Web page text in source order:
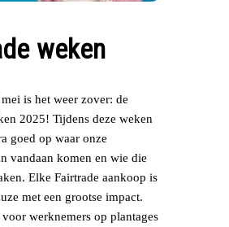
weken
is het weer zover: de
2025! Tijdens deze weken
goed op waar onze
vandaan komen en wie die
Elke Fairtrade aankoop is
met een grootse impact.
werknemers op plantages